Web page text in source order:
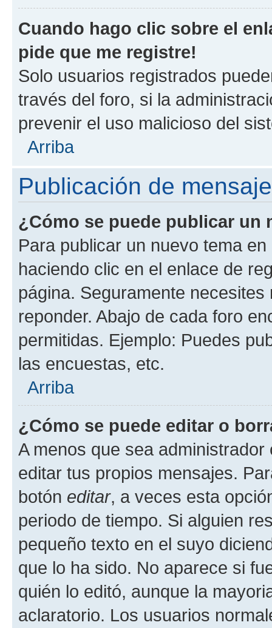
Cuando hago clic sobre el
pide que me registre!
Solo usuarios registrados
través del foro, si la
prevenir el uso malicioso del
Arriba
Publicación de
¿Cómo se puede publicar un
Para publicar un nuevo tema
haciendo clic en el enlace de
página. Seguramente
reponder. Abajo de cada foro
permitidas. Ejemplo: Puedes
las encuestas, etc.
Arriba
¿Cómo se puede editar o
A menos que sea
editar tus propios mensajes.
botón editar, a veces esta
periodo de tiempo. Si alguien
pequeño texto en el suyo
que lo ha sido. No aparece si
quién lo editó, aunque la
aclaratorio. Los usuarios